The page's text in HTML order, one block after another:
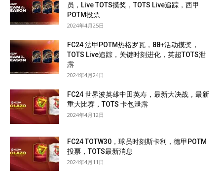
员，Live TOTS摸奖，TOTS Live追踪，西甲
POTM投票
2024年4月25日
FC24 法甲POTM热格罗瓦，88+活动摸奖，
TOTS Live追踪，关键时刻进化，英超TOTS泄
露
2024年4月24日
FC24 世界波英雄中田英寿，最新大决战，最新
重大比赛，TOTS 卡包泄露
2024年4月12日
FC24 TOTW30，球员时刻斯卡利，德甲POTM
投票，TOTS最新消息
2024年4月11日